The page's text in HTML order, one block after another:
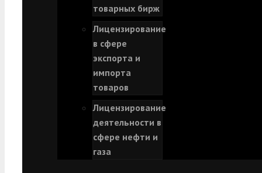
товарных бирж
Лицензирование
в сфере
экспорта и
импорта
товаров
Лицензирование
деятельности в
сфере нефти и
газа